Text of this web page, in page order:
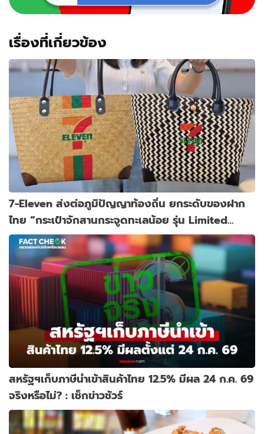
เรื่องที่เกี่ยวข้อง
7-Eleven ส่งต่อภูมิปัญญาท้องถิ่น ยกระดับของฝาก
ไทย “กระเป๋าจักสานกระจูดทะเลน้อย รุ่น Limited
Edition"
สหรัฐฯเก็บภาษีนำเข้าสินค้าไทย 12.5% มีผล 24 ก.ค. 69
จริงหรือไม่? : เช็กข่าวชัวร์